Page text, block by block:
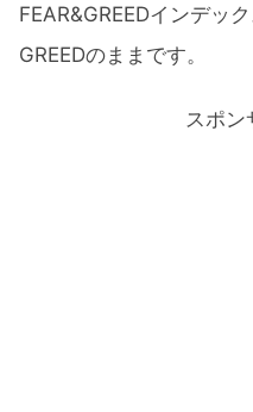
FEAR&GREEDインデッ
GREEDのままです。
スポン